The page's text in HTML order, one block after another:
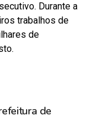
Durante a
trabalhos de
de
de